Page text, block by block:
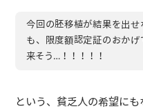
今回の胚移植が結果を出せ
も、限度額認定証のおかげ
来そう…！！！！！
という、貧乏人の希望にも